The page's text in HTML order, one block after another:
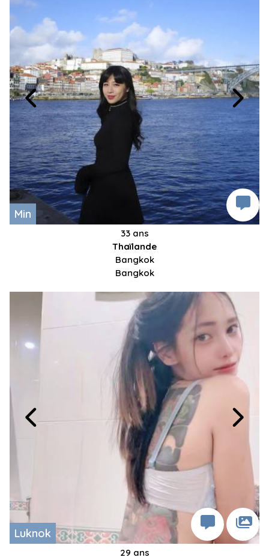
Min
33 ans
Thaïlande
Bangkok
Bangkok
Luknok
29 ans